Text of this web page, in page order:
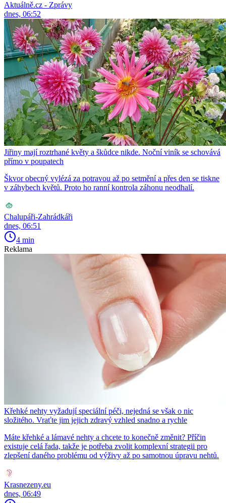
Aktuálně.cz - Zprávy
dnes, 06:52
Jiřiny mají roztrhané květy a škůdce nikde. Noční viník se schovává
přímo v poupatech
Škvor obecný vylézá za potravou až po setmění a přes den se tiskne
v záhybech květů. Proto ho ranní kontrola záhonu neodhalí.
Chalupáři-Zahrádkáři
dnes, 06:51
4 min
Reklama
Křehké nehty vyžadují speciální péči, nejedná se však o nic
složitého. Vraťte jim jejich zdravý vzhled snadno a rychle
Máte křehké a lámavé nehty a chcete to konečně změnit? Příčin
existuje celá řada, takže je potřeba zvolit komplexní strategii pro
zlepšení daného problému od výživy až po samotnou úpravu nehtů.
Krasnezeny.eu
dnes, 06:49